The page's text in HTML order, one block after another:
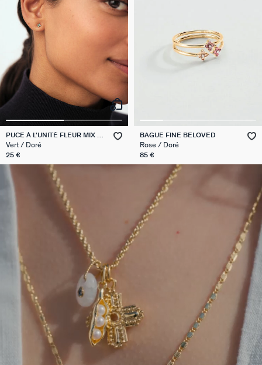
PUCE À L'UNITÉ FLEUR MIX &
MATCH
Vert / Doré
25 €
BAGUE FINE BELOVED
Rose / Doré
85 €